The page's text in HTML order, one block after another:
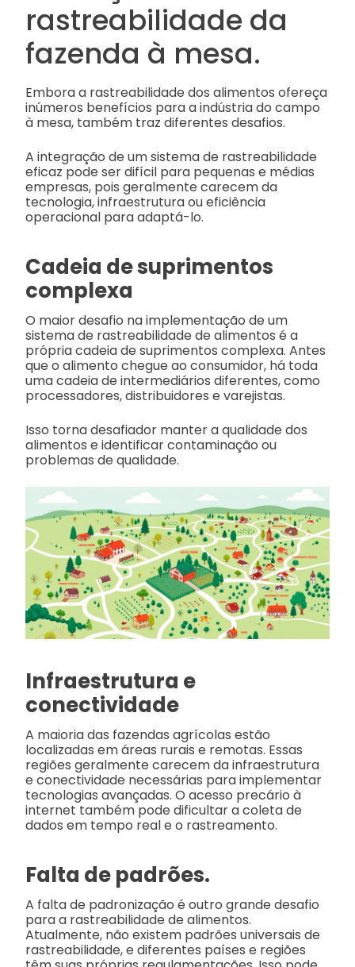
rastreabilidade da
fazenda à mesa.
Embora a rastreabilidade dos alimentos ofereça
inúmeros benefícios para a indústria do campo
à mesa, também traz diferentes desafios.
A integração de um sistema de rastreabilidade
eficaz pode ser difícil para pequenas e médias
empresas, pois geralmente carecem da
tecnologia, infraestrutura ou eficiência
operacional para adaptá-lo.
Cadeia de suprimentos
complexa
O maior desafio na implementação de um
sistema de rastreabilidade de alimentos é a
própria cadeia de suprimentos complexa. Antes
que o alimento chegue ao consumidor, há toda
uma cadeia de intermediários diferentes, como
processadores, distribuidores e varejistas.
Isso torna desafiador manter a qualidade dos
alimentos e identificar contaminação ou
problemas de qualidade.
Infraestrutura e
conectividade
A maioria das fazendas agrícolas estão
localizadas em áreas rurais e remotas. Essas
regiões geralmente carecem da infraestrutura
e conectividade necessárias para implementar
tecnologias avançadas. O acesso precário à
internet também pode dificultar a coleta de
dados em tempo real e o rastreamento.
Falta de padrões.
A falta de padronização é outro grande desafio
para a rastreabilidade de alimentos.
Atualmente, não existem padrões universais de
rastreabilidade, e diferentes países e regiões